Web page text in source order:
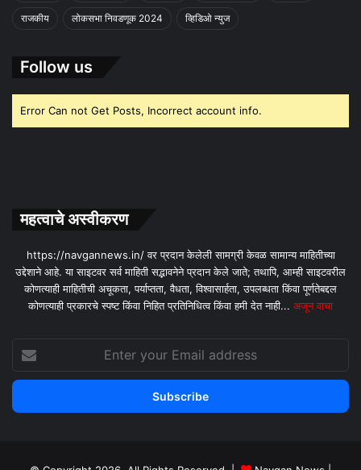
राजकीय लोकसभा निवडणूक 2024 व्हिडिओ न्युज
Follow us
Error Can not Get Posts, Incorrect account info.
महत्वाचे अस्वीकरण
https://navgannews.in/ वर प्रदान केलेली सामग्री केवळ सामान्य माहितीच्या
उद्देशाने आहे. या साइटवर सर्व माहिती सद्भावनेने प्रदान केले जाते; तथापि, आम्ही साइटवरील
कोणत्याही माहितीची अचूकता, पर्याप्तता, वैधता, विश्वासार्हता, उपलब्धता किंवा पूर्णतेबद्दल
कोणत्याही प्रकारचे स्पष्ट किंवा निहित प्रतिनिधित्व किंवा हमी देत ​​नाही... अजून वाचा
your
Email